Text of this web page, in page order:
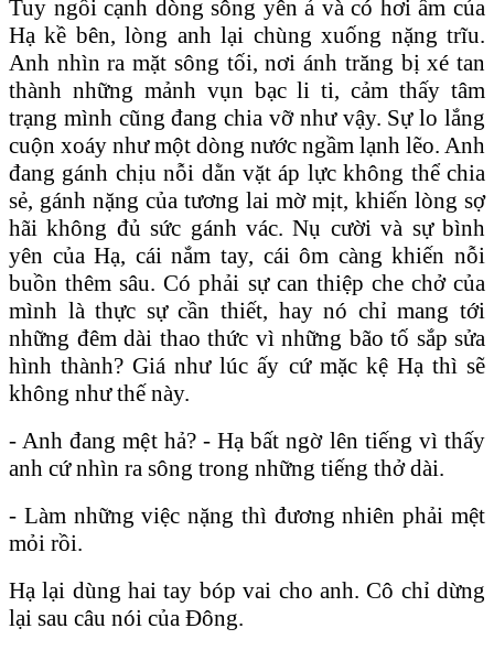
Tuy ngồi cạnh dòng sông yên ả và có hơi ấm của
Hạ kề bên, lòng anh lại chùng xuống nặng trĩu.
Anh nhìn ra mặt sông tối, nơi ánh trăng bị xé tan
thành những mảnh vụn bạc li ti, cảm thấy tâm
trạng mình cũng đang chia vỡ như vậy. Sự lo lắng
cuộn xoáy như một dòng nước ngầm lạnh lẽo. Anh
đang gánh chịu nỗi dằn vặt áp lực không thể chia
sẻ, gánh nặng của tương lai mờ mịt, khiến lòng sợ
hãi không đủ sức gánh vác. Nụ cười và sự bình
yên của Hạ, cái nắm tay, cái ôm càng khiến nỗi
buồn thêm sâu. Có phải sự can thiệp che chở của
mình là thực sự cần thiết, hay nó chỉ mang tới
những đêm dài thao thức vì những bão tố sắp sửa
hình thành? Giá như lúc ấy cứ mặc kệ Hạ thì sẽ
không như thế này.
- Anh đang mệt hả? - Hạ bất ngờ lên tiếng vì thấy
anh cứ nhìn ra sông trong những tiếng thở dài.
- Làm những việc nặng thì đương nhiên phải mệt
mỏi rồi.
Hạ lại dùng hai tay bóp vai cho anh. Cô chỉ dừng
lại sau câu nói của Đông.